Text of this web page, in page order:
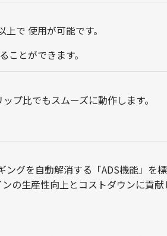
で 使用が可能です。
とができます。
プ比でもスムーズに動作します。
グを自動解消する「ADS機能」
の生産性向上とコストダウンに貢献